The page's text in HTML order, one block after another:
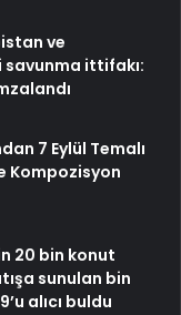
ve
ittifakı:
7 Eylül Temalı
Kompozisyon
20 bin konut
sunulan bin
alıcı buldu